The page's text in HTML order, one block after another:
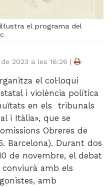
el programa del
2023 a les 16:26 |
el col·loqui
i violència política
en els tribunals
i Itàlia», que se
Obreres de
Barcelona). Durant dos
de novembre, el debat
amb els
amb